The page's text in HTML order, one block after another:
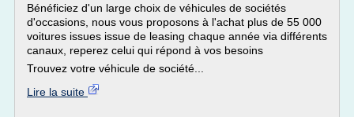
Bénéficiez d'un large choix de véhicules de sociétés
d'occasions, nous vous proposons à l'achat plus de 55 000
voitures issues issue de leasing chaque année via différents
canaux, reperez celui qui répond à vos besoins
Trouvez votre véhicule de société...
Lire la suite